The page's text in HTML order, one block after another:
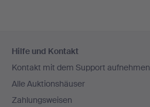
Navigation
Hilfe und Kontakt
Kontakt mit dem Support aufnehmen
Alle Auktionshäuser
Zahlungsweisen